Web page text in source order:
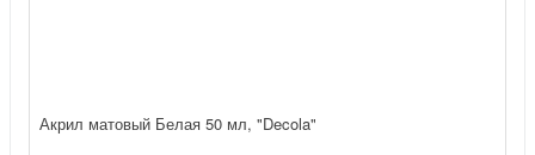
Акрил матовый Белая 50 мл, "Decola"